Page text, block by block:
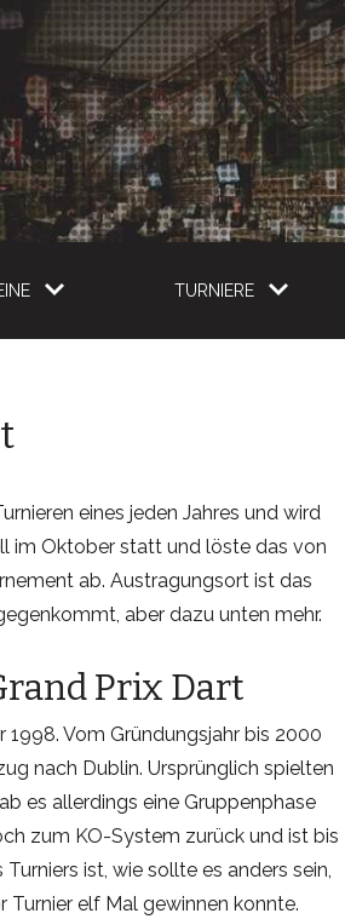
TURNIERE
eines jeden Jahres und wird
im Oktober statt und löste das von
ab. Austragungsort ist das
aber dazu unten mehr.
Prix Dart
1998. Vom Gründungsjahr bis 2000
nach Dublin. Ursprünglich spielten
es allerdings eine Gruppenphase
zum KO-System zurück und ist bis
ist, wie sollte es anders sein,
Turnier elf Mal gewinnen konnte.